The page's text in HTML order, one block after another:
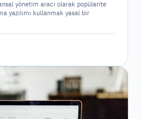
yönetim aracı olarak popülarite
yazılımı kullanmak yasal bir